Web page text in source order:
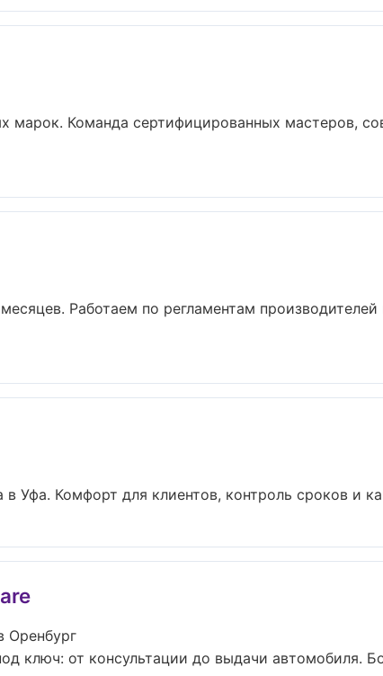
марок. Команда сертифицированных мастеров,
Работаем по регламентам
Уфа. Комфорт для клиентов, контроль сроков и
Оренбург
ключ: от консультации до выдачи автомобиля.